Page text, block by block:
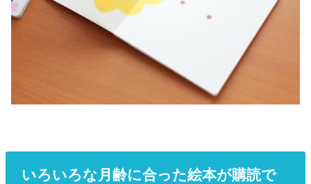
いろいろな月齢に合った絵本が購読で